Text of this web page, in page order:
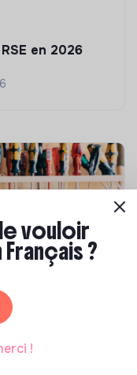
en 2026
vouloir
?
!